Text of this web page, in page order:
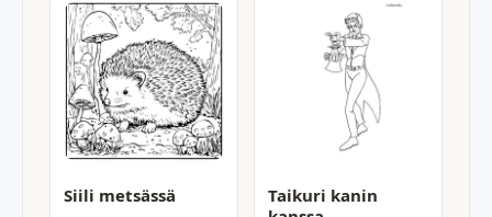
Siili metsässä
Taikuri kanin